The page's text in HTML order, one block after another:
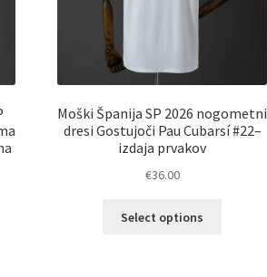
Moški Španija SP 2026 nogometni
dresi Gostujoči Pau Cubarsí #22–
izdaja prvakov
€36.00
Select options